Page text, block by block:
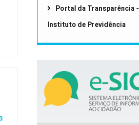
Portal da Transparência -
Instituto de Previdência